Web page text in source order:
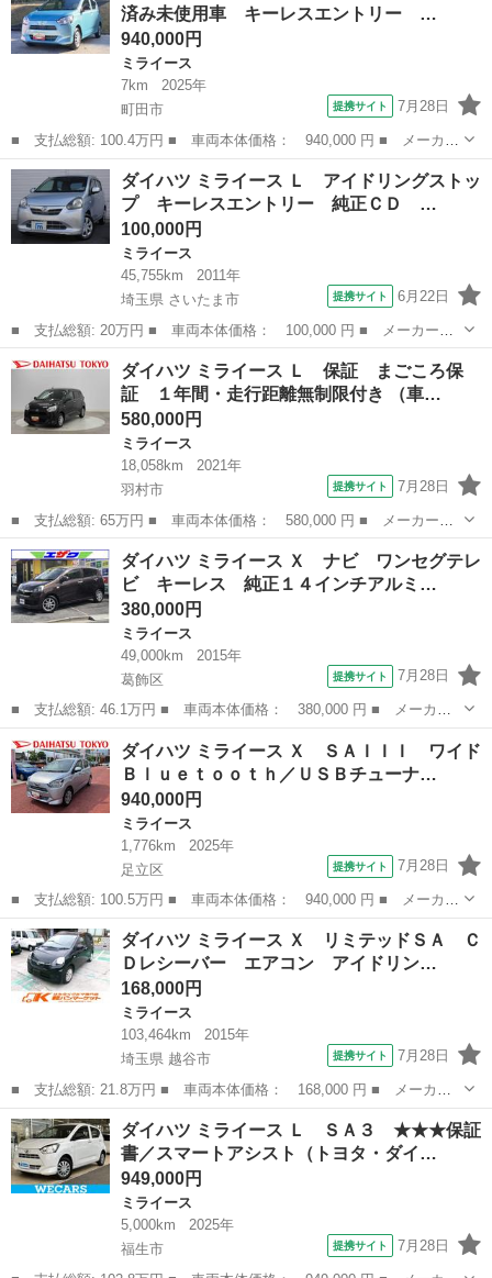
ハツ）／車...
済み未使用車 キーレスエントリー …
940,000円
ミライース
7km
2025年
町田市
提携サイト 7月28日
■ 支払総額: 100.4万円 ■ 車両本体価格： 940,000 円 ■ メーカー
名： ダイハツ ■ 車種名： ミライース ■ グレード名： Ｌ Ｓ
ＡＩＩＩ 届け出済み未使用車 キーレスエントリー 保証 新車保
証・まごこ...
東京 町田市 ミライース
ダイハツ ミライース Ｌ アイドリングストッ
プ キーレスエントリー 純正ＣＤ …
100,000円
ミライース
45,755km
2011年
埼玉県 さいたま市
提携サイト 6月22日
■ 支払総額: 20万円 ■ 車両本体価格： 100,000 円 ■ メーカー
名： ダイハツ ■ 車種名： ミライース ■ グレード名： Ｌ ア
イドリングストップ キーレスエントリー 純正ＣＤ ＦＭＡＭラジ
オ ＣＶＴ 運転...
埼玉 さいたま市 ミライース
ダイハツ ミライース Ｌ 保証 まごころ保
証 １年間・走行距離無制限付き （車…
580,000円
ミライース
18,058km
2021年
羽村市
提携サイト 7月28日
■ 支払総額: 65万円 ■ 車両本体価格： 580,000 円 ■ メーカー
名： ダイハツ ■ 車種名： ミライース ■ グレード名： Ｌ 保
証 まごころ保証 １年間・走行距離無制限付き ■ 排気量： 660cc
■ ド...
東京 羽村市 ミライース
ダイハツ ミライース Ｘ ナビ ワンセグテレ
ビ キーレス 純正１４インチアルミ…
380,000円
ミライース
49,000km
2015年
葛飾区
提携サイト 7月28日
■ 支払総額: 46.1万円 ■ 車両本体価格： 380,000 円 ■ メーカー
名： ダイハツ ■ 車種名： ミライース ■ グレード名： Ｘ ナ
ビ ワンセグテレビ キーレス 純正１４インチアルミホイール ■
排気量： ...
東京 葛飾区 ミライース
ダイハツ ミライース Ｘ ＳＡＩＩＩ ワイド
Ｂｌｕｅｔｏｏｔｈ／ＵＳＢチューナ…
940,000円
ミライース
1,776km
2025年
足立区
提携サイト 7月28日
■ 支払総額: 100.5万円 ■ 車両本体価格： 940,000 円 ■ メーカー
名： ダイハツ ■ 車種名： ミライース ■ グレード名： Ｘ Ｓ
ＡＩＩＩ ワイドＢｌｕｅｔｏｏｔｈ／ＵＳＢチューナー 保証 新
車保証・ま...
東京 足立区 ミライース
ダイハツ ミライース Ｘ リミテッドＳＡ Ｃ
Ｄレシーバー エアコン アイドリン…
168,000円
ミライース
103,464km
2015年
埼玉県 越谷市
提携サイト 7月28日
■ 支払総額: 21.8万円 ■ 車両本体価格： 168,000 円 ■ メーカー
名： ダイハツ ■ 車種名： ミライース ■ グレード名： Ｘ リ
ミテッドＳＡ ＣＤレシーバー エアコン アイドリングストップ
ライトレベラ...
埼玉 越谷市 ミライース
ダイハツ ミライース Ｌ ＳＡ３ ★★★保証
書／スマートアシスト（トヨタ・ダイ…
949,000円
ミライース
5,000km
2025年
福生市
提携サイト 7月28日